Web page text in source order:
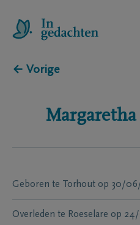
← Vorige
Margaretha
Geboren te Torhout op 30/06/
Overleden te Roeselare op 24/